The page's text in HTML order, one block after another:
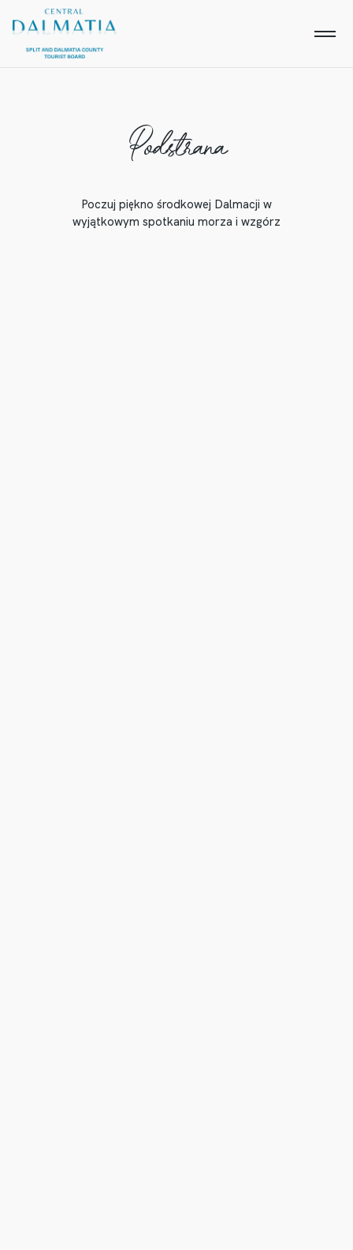
Podstrana
Poczuj piękno środkowej Dalmacji w
wyjątkowym spotkaniu morza i wzgórz